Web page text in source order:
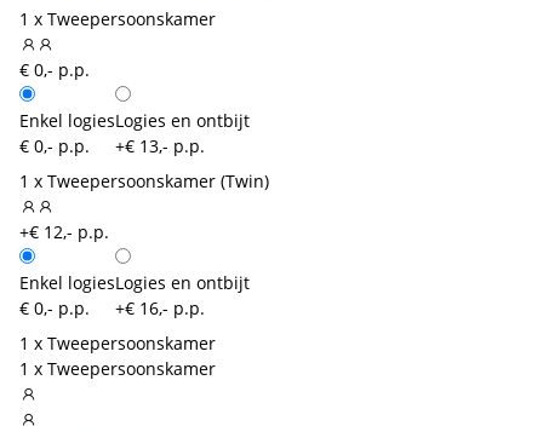
1 x Tweepersoonskamer
€ 0,- p.p.
Enkel logies
€ 0,- p.p.
Logies en ontbijt
+€ 13,- p.p.
1 x Tweepersoonskamer (Twin)
+€ 12,- p.p.
Enkel logies
€ 0,- p.p.
Logies en ontbijt
+€ 16,- p.p.
1 x Tweepersoonskamer
1 x Tweepersoonskamer